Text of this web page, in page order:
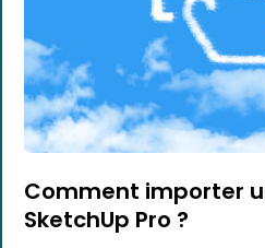
Comment importer
SketchUp Pro ?